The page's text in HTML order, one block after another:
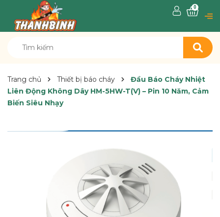
0
Trang chủ Thiết bị báo cháy
Đầu Báo Cháy Nhiệt
Liên Động Không Dây HM-5HW-T(V) – Pin 10 Năm, Cảm
Biến Siêu Nhạy